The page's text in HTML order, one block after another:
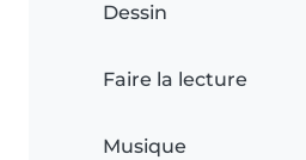
Dessin
Faire la lecture
Musique